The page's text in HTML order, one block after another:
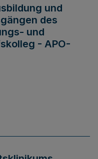
und
des
und
- APO-